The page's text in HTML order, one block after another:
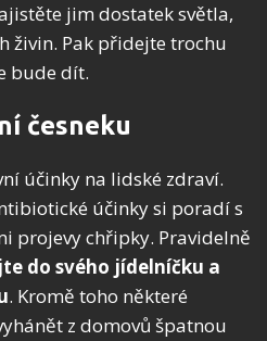
jim dostatek světla,
živin. Pak přidejte trochu
bude dít.
česneku
účinky na lidské zdraví.
účinky si poradí s
projevy chřipky. Pravidelně
do svého jídelníčku a
. Kromě toho některé
z domovů špatnou